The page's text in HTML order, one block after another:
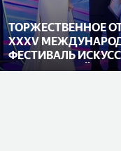
ТОРЖЕСТВЕННОЕ
XXXV
ФЕСТИВАЛЬ
«СЛАВЯНСКИЙ